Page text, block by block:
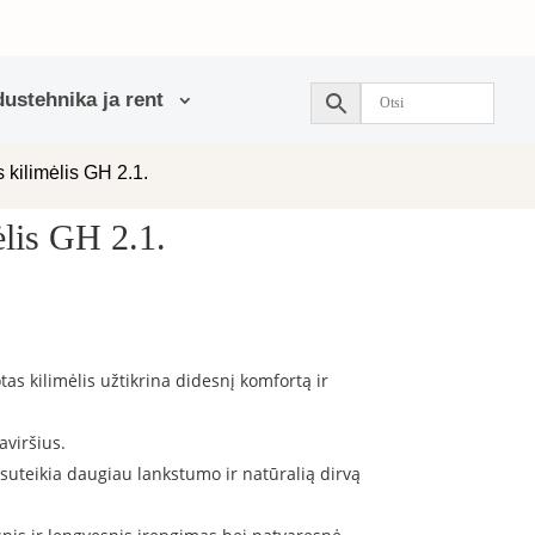
ja rent
kilimėlis GH 2.1.
GH 2.1.
kilimėlis užtikrina didesnį komfortą ir
daugiau lankstumo ir natūralią dirvą